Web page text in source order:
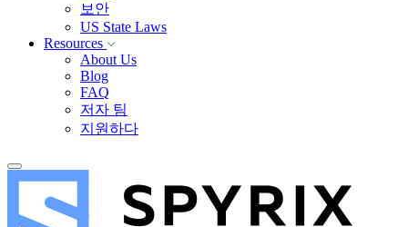
보안
US State Laws
Resources
About Us
Blog
FAQ
저자 팀
지원하다